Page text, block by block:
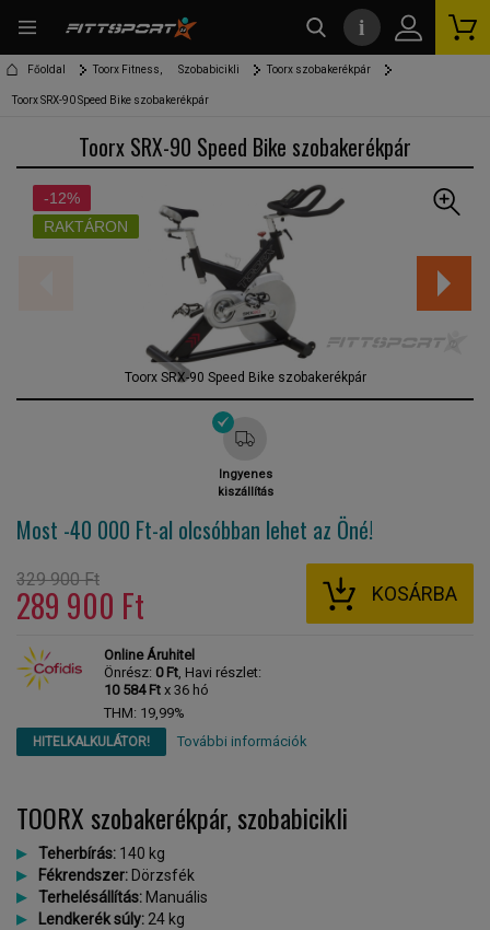
Főoldal Toorx Fitness, Szobabicikli Toorx szobakerékpár
Toorx SRX-90 Speed Bike szobakerékpár
Toorx SRX-90 Speed Bike szobakerékpár
-12%
RAKTÁRON
Toorx SRX-90 Speed Bike szobakerékpár
Ingyenes
kiszállítás
Most -40 000 Ft-al olcsóbban lehet az Öné!
329 900 Ft
289 900 Ft KOSÁRBA
Online Áruhitel
Önrész: 0 Ft, Havi részlet:
10 584 Ft x 36 hó
THM: 19,99%
HITELKALKULÁTOR! További információk
TOORX szobakerékpár, szobabicikli
Teherbírás: 140 kg
Fékrendszer: Dörzsfék
Terhelésállítás: Manuális
Lendkerék súly: 24 kg
i
kereső